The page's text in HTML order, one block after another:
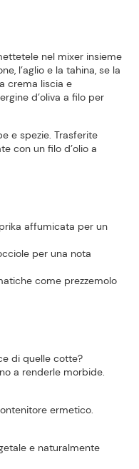
nel mixer insieme
l’aglio e la tahina, se la
crema liscia e
d’oliva a filo per
e spezie. Trasferite
con un filo d’olio a
affumicata per un
per una nota
come prezzemolo
di quelle cotte?
a renderle morbide.
ermetico.
e naturalmente